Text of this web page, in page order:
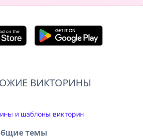
ВИКТОРИНЫ
и шаблоны викторин
темы